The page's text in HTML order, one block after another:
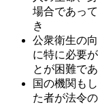
場合であっ
き
公衆衛生の
に特に必要
とが困難で
国の機関も
た者が法令